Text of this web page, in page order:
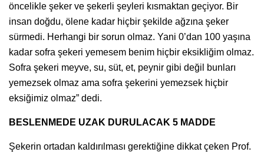
öncelikle şeker ve şekerli şeyleri kısmaktan geçiyor. Bir
insan doğdu, ölene kadar hiçbir şekilde ağzına şeker
sürmedi. Herhangi bir sorun olmaz. Yani 0’dan 100 yaşına
kadar sofra şekeri yemesem benim hiçbir eksikliğim olmaz.
Sofra şekeri meyve, su, süt, et, peynir gibi değil bunları
yemezsek olmaz ama sofra şekerini yemezsek hiçbir
eksiğimiz olmaz” dedi.
BESLENMEDE UZAK DURULACAK 5 MADDE
Şekerin ortadan kaldırılması gerektiğine dikkat çeken Prof.